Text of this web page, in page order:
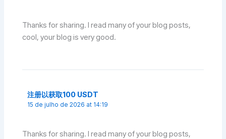
Thanks for sharing. I read many of your blog posts,
cool, your blog is very good.
注册以获取100 USDT
15 de julho de 2026 at 14:19
Thanks for sharing. I read many of your blog posts,